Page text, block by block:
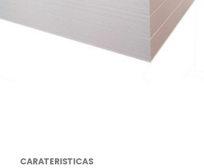
CARATERISTICAS